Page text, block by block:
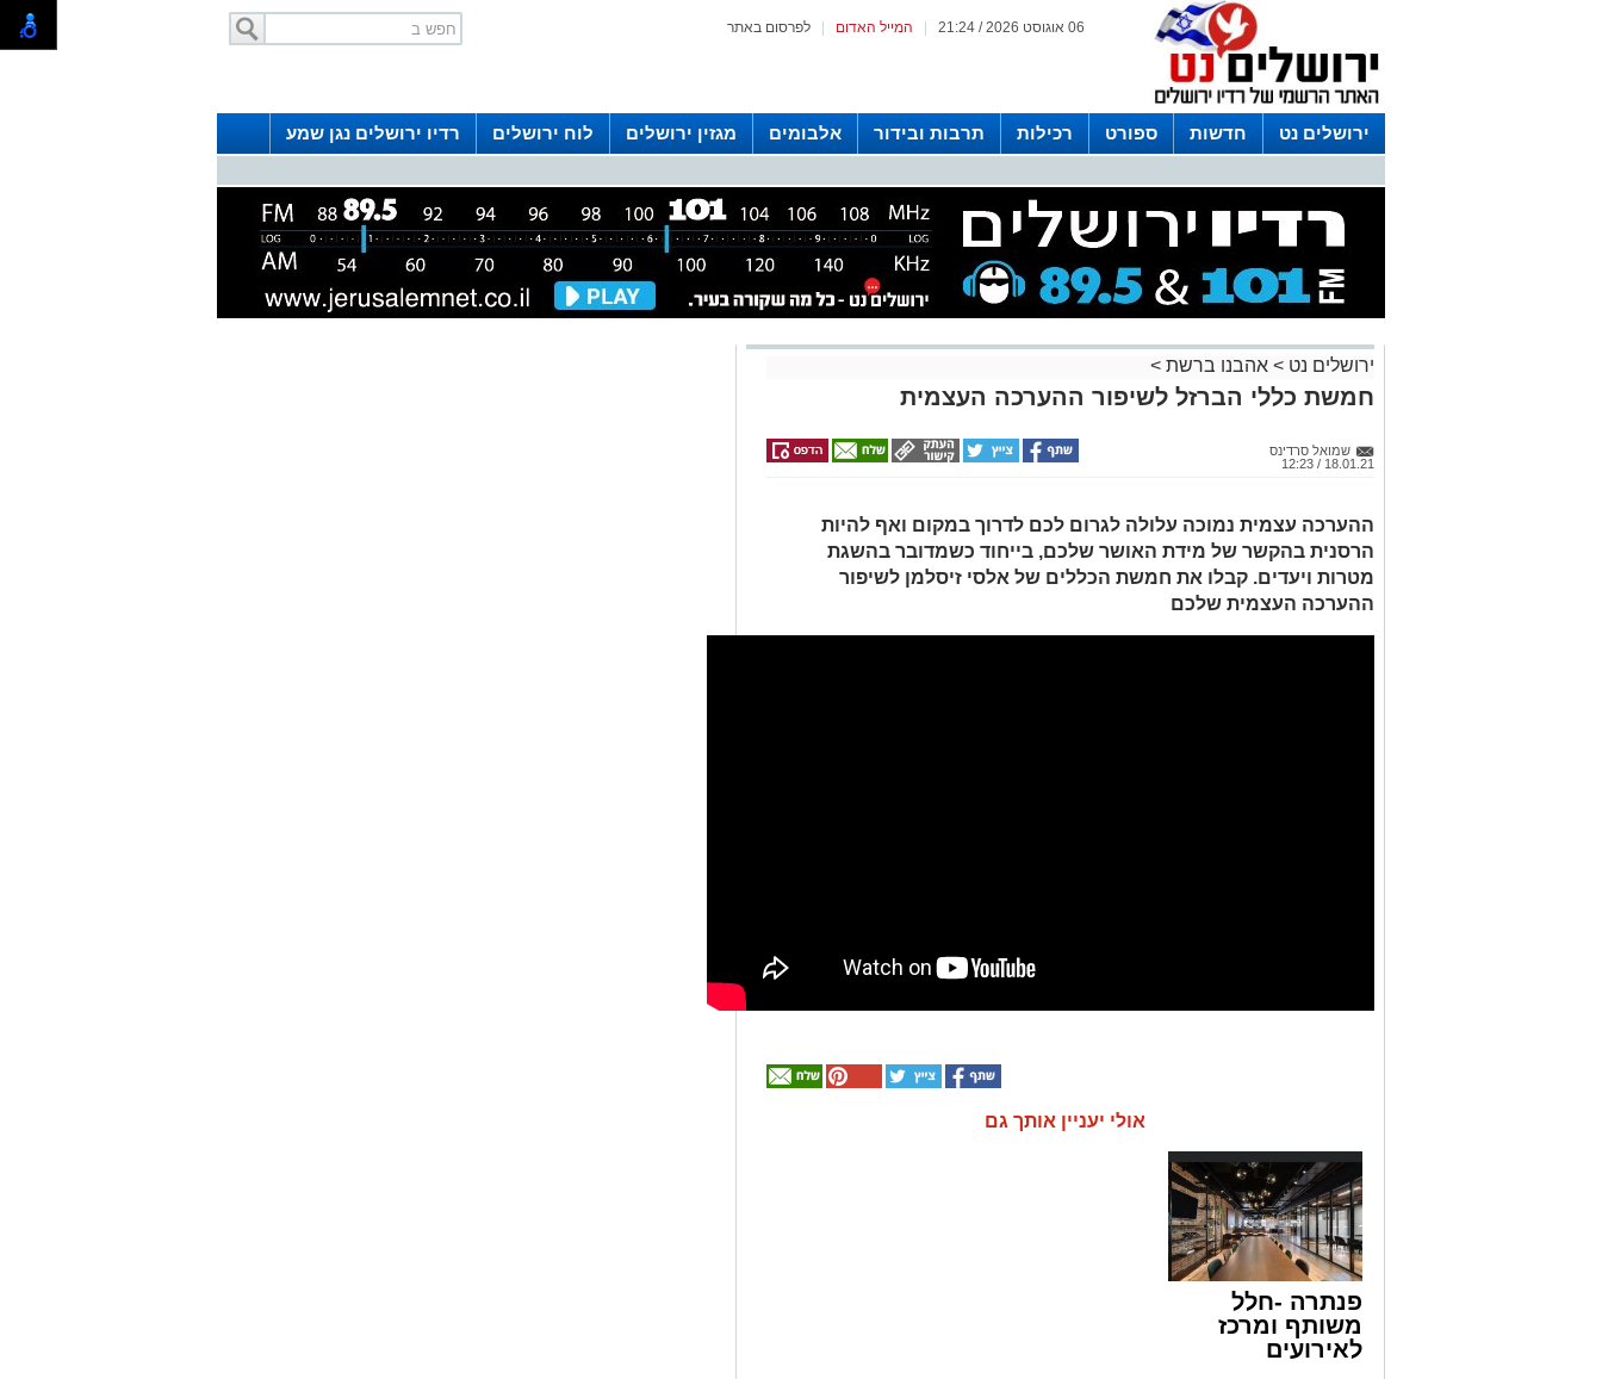
לפרסום באתר המייל האדום 06 אוגוסט 2026 / 21:24
ירושלים נט חדשות ספורט רכילות תרבות ובידור אלבומים מגזין ירושלים לוח ירושלים
רדיו ירושלים נגן שמע
ירושלים נט > אהבנו ברשת >
חמשת כללי הברזל לשיפור ההערכה העצמית
שמואל סרדינס
18.01.21 / 12:23
ההערכה עצמית נמוכה עלולה לגרום לכם לדרוך במקום ואף להיות
הרסנית בהקשר של מידת האושר שלכם, בייחוד כשמדובר בהשגת
מטרות ויעדים. קבלו את חמשת הכללים של אלסי זיסלמן לשיפור
ההערכה העצמית שלכם
אולי יעניין אותך גם
פנתרה -חלל
משותף ומרכז
לאירועים